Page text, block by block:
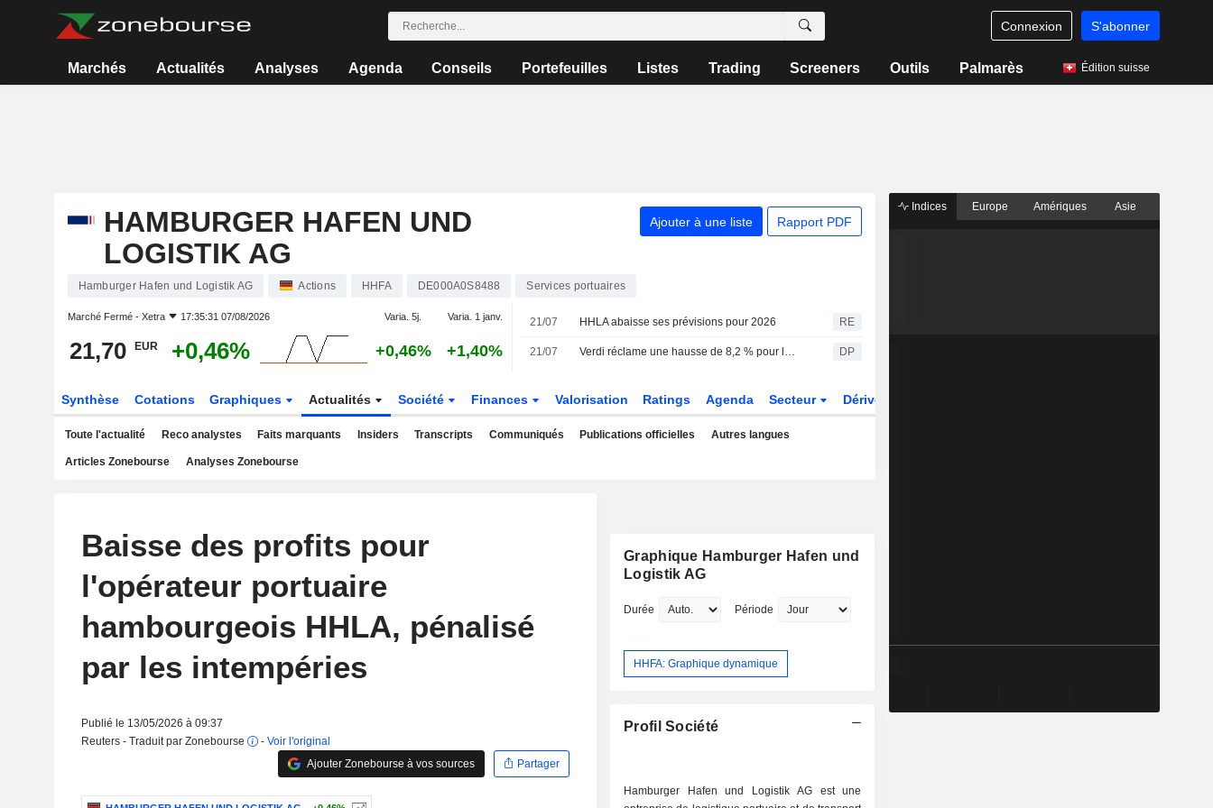
Connexion S'abonner
Marchés Actualités Analyses Agenda Conseils Portefeuilles Listes Trading Screeners Outils Palmarès Édition suisse
HAMBURGER HAFEN UND
LOGISTIK AG
Ajouter à une liste Rapport PDF
Hamburger Hafen und Logistik AG Actions HHFA DE000A0S8488 Services portuaires
Marché Fermé - Xetra 17:35:31 07/08/2026 Varia. 5j. Varia. 1 janv.
21,70 EUR +0,46% +0,46% +1,40%
21/07 HHLA abaisse ses prévisions pour 2026 RE
21/07 Verdi réclame une hausse de 8,2 % pour les dockers DP
Synthèse Cotations Graphiques Actualités Société Finances Valorisation Ratings Agenda Secteur Dérivés
Toute l'actualité Reco analystes Faits marquants Insiders Transcripts Communiqués Publications officielles Autres langues
Articles Zonebourse Analyses Zonebourse
Baisse des profits pour
l'opérateur portuaire
hambourgeois HHLA, pénalisé
par les intempéries
Publié le 13/05/2026 à 09:37
Reuters - Traduit par Zonebourse
- Voir l'original
Ajouter Zonebourse à vos sources
Partager
Graphique Hamburger Hafen und
Logistik AG
Durée Période
HHFA: Graphique dynamique
Profil Société
Hamburger Hafen und Logistik AG est une
Indices Europe Amériques Asie